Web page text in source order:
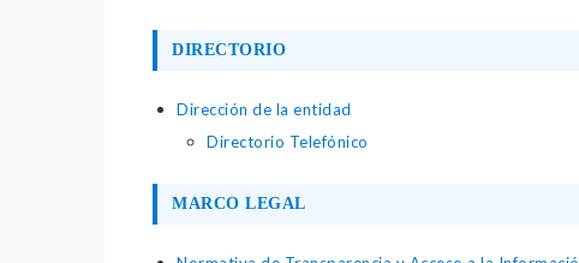
DIRECTORIO
Dirección de la entidad
Directorio Telefónico
MARCO LEGAL